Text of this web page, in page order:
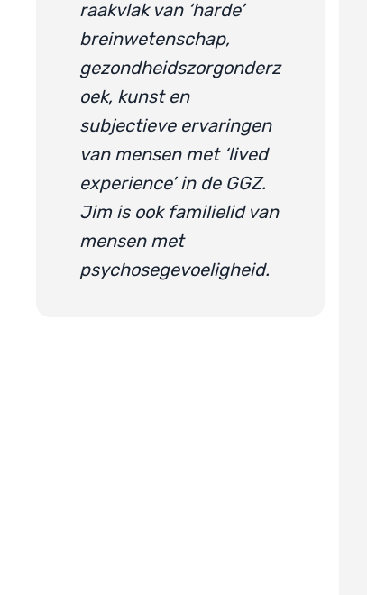
raakvlak van ‘harde’
breinwetenschap,
gezondheidszorgonderz
oek, kunst en
subjectieve ervaringen
van mensen met ‘lived
experience’ in de GGZ.
Jim is ook familielid van
mensen met
psychosegevoeligheid.